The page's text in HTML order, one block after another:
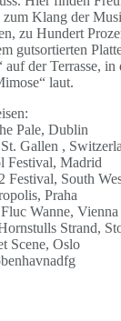
Klang der
zu Hundert
gutsortierten
der Terrasse, in
laut.
Pale, Dublin
Gallen ,
Festival, Madrid
Festival, South
Praha
Wanne, Vienna
Strand,
Scene, Oslo